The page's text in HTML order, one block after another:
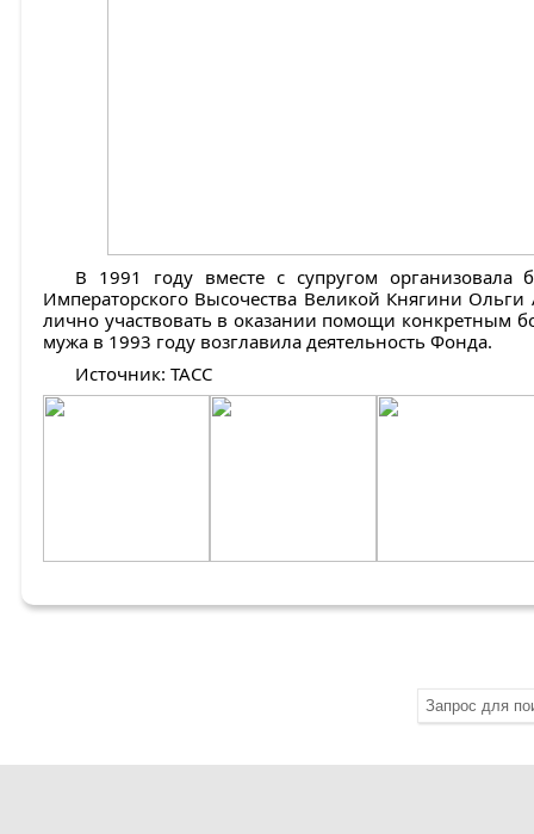
В 1991 году вместе с супругом
Императорского Высочества Великой Княгини
лично участвовать в оказании помощи конкретным
мужа в 1993 году возглавила деятельность Фонда.
Источник: ТАСС